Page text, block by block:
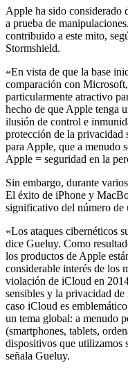
Apple ha sido considerado
a prueba de
contribuido a este mito,
Stormshield.
«En vista de que la base
comparación con
particularmente atractivo
hecho de que Apple tenga
ilusión de control e
protección de la privacidad
para Apple, que a menudo
Apple = seguridad en la
Sin embargo, durante
El éxito de iPhone y
significativo del número de
«Los ataques cibernéticos
dice Gueluy. Como
los productos de Apple
considerable interés de los
violación de iCloud en
sensibles y la privacidad
caso iCloud es
un tema global: a menudo
(smartphones, tablets,
dispositivos que utilizamos
señala Gueluy.